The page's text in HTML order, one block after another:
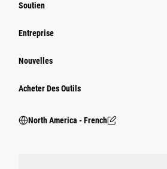
Soutien
Entreprise
Nouvelles
Acheter Des Outils
North America - French